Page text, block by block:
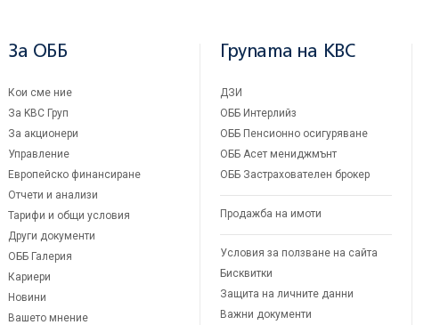
За ОББ
Кои сме ние
За KBC Груп
За акционери
Управление
Европейско финансиране
Отчети и анализи
Тарифи и общи условия
Други документи
ОББ Галерия
Кариери
Новини
Вашето мнение
Групата на KBC
ДЗИ
ОББ Интерлийз
ОББ Пенсионно осигуряване
ОББ Асет мениджмънт
ОББ Застрахователен брокер
Продажба на имоти
Условия за ползване на сайта
Бисквитки
Защита на личните данни
Важни документи